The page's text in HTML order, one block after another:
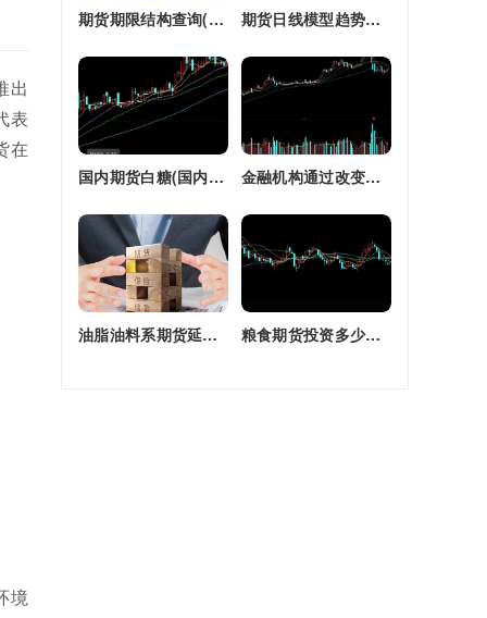
出
表
在
境
期货期限结构查询(期货期限结构) 期货日线模型趋势图(期货日线模型趋势图怎么看)
国内期货白糖(国内期货白糖合约是怎么交割) 金融机构通过改变持有的股指期货合约(股指期货合约最长持有多久)
油脂油料系期货延续强劲走势(油脂期货是什么) 粮食期货投资多少钱一个月(粮食期货投资多少钱一个月啊)